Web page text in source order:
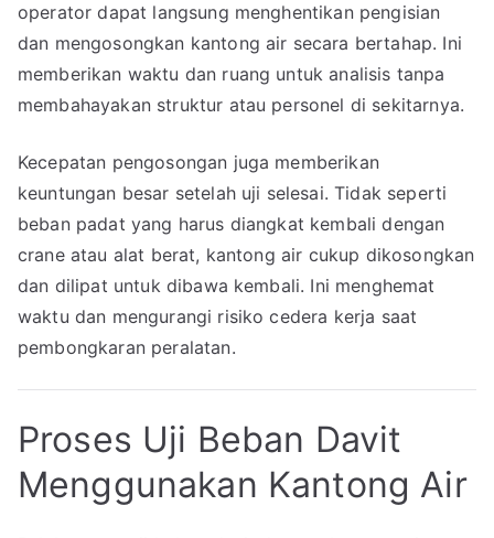
operator dapat langsung menghentikan pengisian
dan mengosongkan kantong air secara bertahap. Ini
memberikan waktu dan ruang untuk analisis tanpa
membahayakan struktur atau personel di sekitarnya.
Kecepatan pengosongan juga memberikan
keuntungan besar setelah uji selesai. Tidak seperti
beban padat yang harus diangkat kembali dengan
crane atau alat berat, kantong air cukup dikosongkan
dan dilipat untuk dibawa kembali. Ini menghemat
waktu dan mengurangi risiko cedera kerja saat
pembongkaran peralatan.
Proses Uji Beban Davit
Menggunakan Kantong Air